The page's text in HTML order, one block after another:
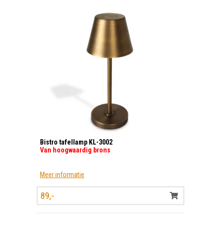
Bistro tafellamp KL-3002
Van hoogwaardig brons
Meer informatie
89,-